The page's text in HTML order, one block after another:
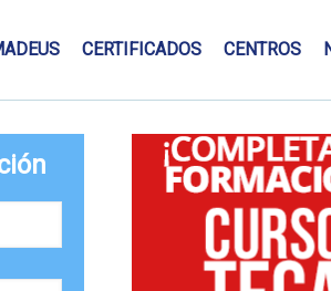
CERTIFICADOS CENTROS